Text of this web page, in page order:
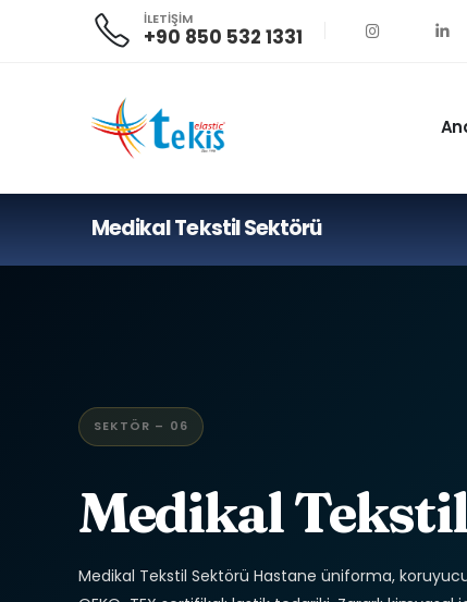
İLETİŞİM
+90 850 532 1331
Medikal Tekstil Sektörü
SEKTÖR – 06
Medikal
Medikal Tekstil Sektörü Hastane üniforma,